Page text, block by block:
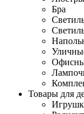
Бра
Товары для